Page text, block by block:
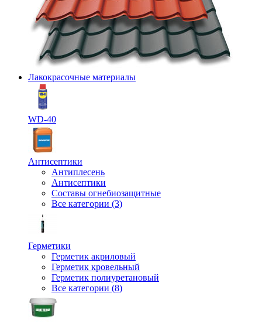
Лакокрасочные материалы
WD-40
Антисептики
Антиплесень
Антисептики
Составы огнебиозащитные
Все категории (3)
Герметики
Герметик акриловый
Герметик кровельный
Герметик полиуретановый
Все категории (8)